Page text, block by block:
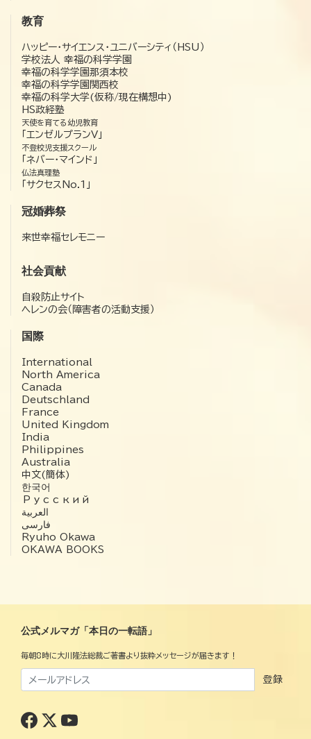
教育
ハッピー・サイエンス・ユニバーシティ（HSU）
学校法人 幸福の科学学園
幸福の科学学園那須本校
幸福の科学学園関西校
幸福の科学大学(仮称/現在構想中)
HS政経塾
天使を育てる幼児教育
「エンゼルプランV」
不登校児支援スクール
「ネバー・マインド」
仏法真理塾
「サクセスNo.1」
冠婚葬祭
来世幸福セレモニー
社会貢献
自殺防止サイト
ヘレンの会（障害者の活動支援）
国際
International
North America
Canada
Deutschland
France
United Kingdom
India
Philippines
Australia
中文(簡体)
한국어
Русский
العربية‏
فارسی
Ryuho Okawa
OKAWA BOOKS
公式メルマガ「本日の一転語」
毎朝8時に大川隆法総裁ご著書より抜粋メッセージが届きます！
登録